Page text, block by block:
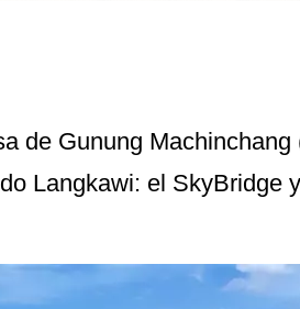
de Gunung Machinchang
Langkawi: el SkyBridge